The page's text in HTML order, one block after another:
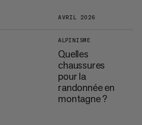
AVRIL 2026
ALPINISME
Quelles
chaussures
pour la
randonnée en
montagne ?